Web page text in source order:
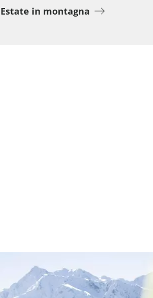
Estate in montagna